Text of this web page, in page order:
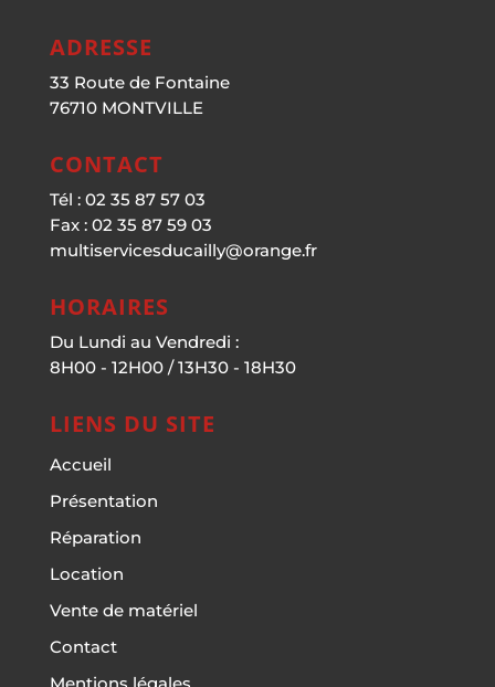
ADRESSE
33 Route de Fontaine
76710 MONTVILLE
CONTACT
Tél : 02 35 87 57 03
Fax : 02 35 87 59 03
multiservicesducailly@orange.fr
HORAIRES
Du Lundi au Vendredi :
8H00 - 12H00 / 13H30 - 18H30
LIENS DU SITE
Accueil
Présentation
Réparation
Location
Vente de matériel
Contact